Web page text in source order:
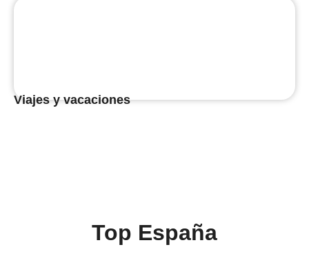
Viajes y vacaciones
Top España